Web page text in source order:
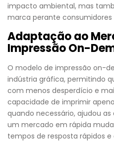
impacto ambiental, mas
marca perante consumidores
Adaptação ao
Impressão On-
O modelo de impressão on-
indústria gráfica, permitindo
com menos desperdício e
capacidade de imprimir
quando necessário, ajudou
um mercado em rápida
tempos de resposta rápidos